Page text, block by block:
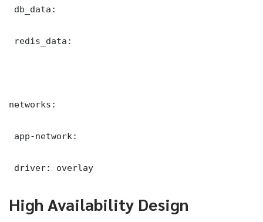
db_data:
redis_data:
networks:
app-network:
driver: overlay
High Availability Design